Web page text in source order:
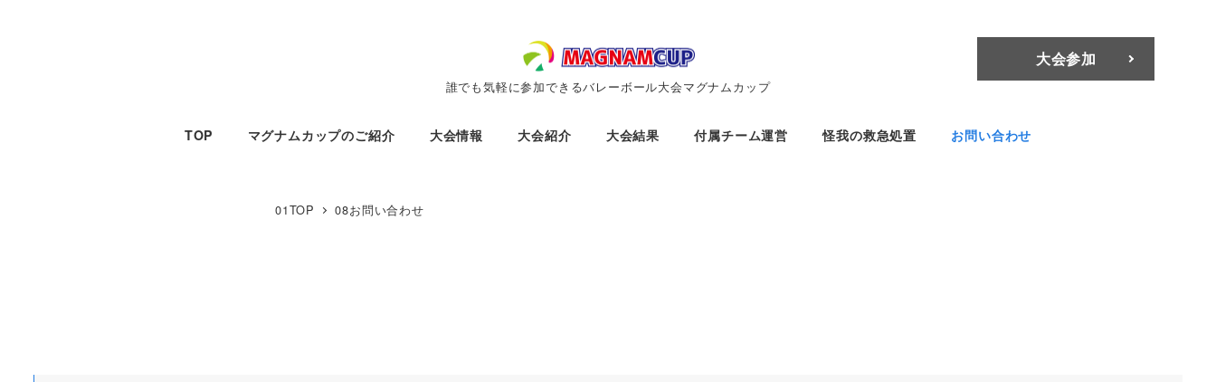
誰でも気軽に参加できるバレーボール大会マグナムカップ
大会参加
TOP マグナムカップのご紹介 大会情報 大会紹介 大会結果 付属チーム運営 怪我の救急処置 お問い合わせ
01TOP 08お問い合わせ